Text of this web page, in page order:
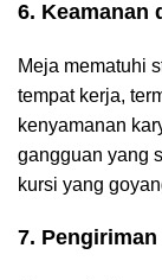
6. Keamanan
Meja mematuhi
tempat kerja,
kenyamanan
gangguan yang
kursi yang
7.